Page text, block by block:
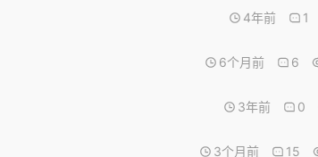
4年前 1
6个月前 6
3年前 0
3个月前 15